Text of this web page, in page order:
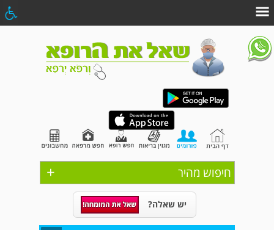
+ חיפוש מהיר
יש שאלה?